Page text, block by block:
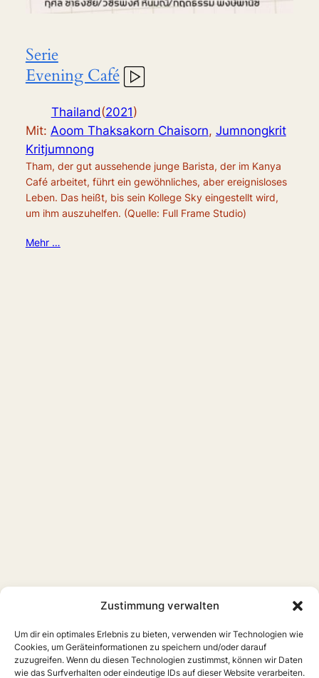
Zustimmung verwalten
Um dir ein optimales Erlebnis zu bieten, verwenden wir Technologien wie
Cookies, um Geräteinformationen zu speichern und/oder darauf
zuzugreifen. Wenn du diesen Technologien zustimmst, können wir Daten
wie das Surfverhalten oder eindeutige IDs auf dieser Website verarbeiten.
Serie
Evening Café
Thailand(2021)
Mit: Aoom Thaksakorn Chaisorn, Jumnongkrit
Kritjumnong
Tham, der gut aussehende junge Barista, der im Kanya
Café arbeitet, führt ein gewöhnliches, aber ereignisloses
Leben. Das heißt, bis sein Kollege Sky eingestellt wird,
um ihm auszuhelfen. (Quelle: Full Frame Studio)
Mehr …